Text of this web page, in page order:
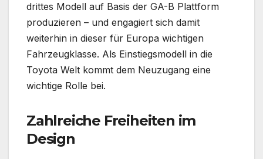
drittes Modell auf Basis der GA-B Plattform
produzieren – und engagiert sich damit
weiterhin in dieser für Europa wichtigen
Fahrzeugklasse. Als Einstiegsmodell in die
Toyota Welt kommt dem Neuzugang eine
wichtige Rolle bei.
Zahlreiche Freiheiten im
Design